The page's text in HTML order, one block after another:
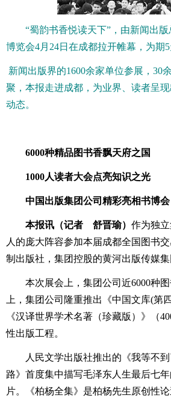
“蜀韵书香悦读天下”，由新闻出
博览会4月24日在成都拉开帷幕，为期
新闻出版界的1600余家单位参展，30
聚，本报走进成都，为业界、读者呈
动态。
6000种精品图书香飘天府之国
1000人读者大会点亮知识之光
中国出版集团公司精彩亮相书博会
本报讯（记者 舒晋瑜） 作为独
人的庞大阵容参加本届成都全国图书
制出版社，集团控股的黄河出版传媒
本次展会上，集团公司近6000种
上，集团公司隆重推出《中国文库(第
《汉译世界学术名著（珍藏版）》（
性出版工程。
人民文学出版社推出的《我等不
路》首度集中描写毛泽东人生最后七
片。《柏杨全集》是柏杨先生原创性